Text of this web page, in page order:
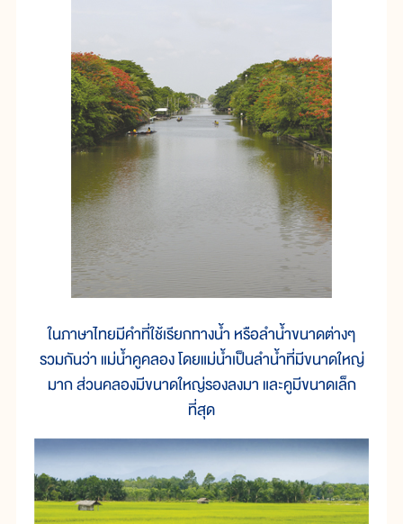
ในภาษาไทยมีคำที่ใช้เรียกทางน้ำ หรือลำน้ำขนาดต่างๆ
รวมกันว่า แม่น้ำคูคลอง โดยแม่น้ำเป็นลำน้ำที่มีขนาดใหญ่
มาก ส่วนคลองมีขนาดใหญ่รองลงมา และคูมีขนาดเล็ก
ที่สุด